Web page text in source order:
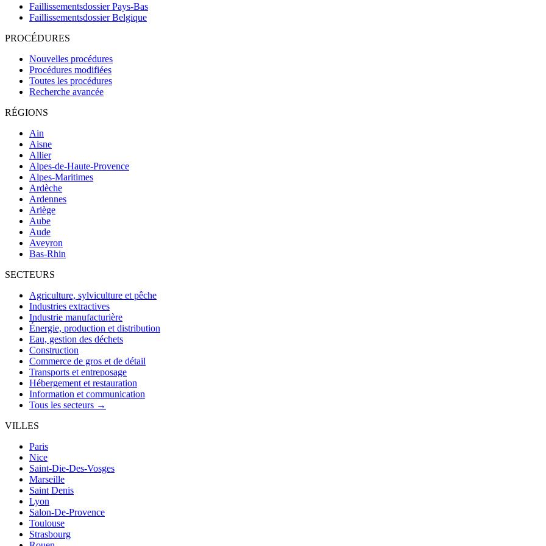
Faillissementsdossier Pays-Bas
Faillissementsdossier Belgique
PROCÉDURES
Nouvelles procédures
Procédures modifiées
Toutes les procédures
Recherche avancée
RÉGIONS
Ain
Aisne
Allier
Alpes-de-Haute-Provence
Alpes-Maritimes
Ardèche
Ardennes
Ariège
Aube
Aude
Aveyron
Bas-Rhin
SECTEURS
Agriculture, sylviculture et pêche
Industries extractives
Industrie manufacturière
Énergie, production et distribution
Eau, gestion des déchets
Construction
Commerce de gros et de détail
Transports et entreposage
Hébergement et restauration
Information et communication
Tous les secteurs →
VILLES
Paris
Nice
Saint-Die-Des-Vosges
Marseille
Saint Denis
Lyon
Salon-De-Provence
Toulouse
Strasbourg